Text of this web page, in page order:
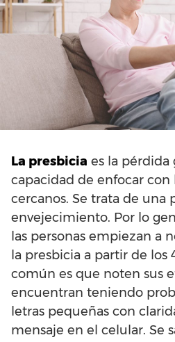
La presbicia es la pérdida
capacidad de enfocar con
cercanos. Se trata de una
envejecimiento. Por lo
las personas empiezan a
la presbicia a partir de los
común es que noten sus
encuentran teniendo
letras pequeñas con
mensaje en el celular. Se